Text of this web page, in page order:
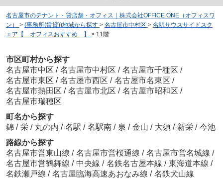
名古屋市のテナント・貸店舗・オフィス｜株式会社OFFICE ONE（オフィスワ
ン）
> (事務所(賃貸))地域から探す > 名古屋市中村区 > 名駅サウスサイドスク
エア【 オフィスおすすめ 】
> 11階
市区町村から探す
名古屋市中区 / 名古屋市中村区 / 名古屋市千種区 /
名古屋市東区 / 名古屋市西区 / 名古屋市名東区 /
名古屋市熱田区 / 名古屋市北区 / 名古屋市昭和区 /
名古屋市瑞穂区
町名から探す
錦 / 栄 / 丸の内 / 名駅 / 名駅南 / 泉 / 金山 / 大須 / 新栄 / 今池
路線から探す
名古屋市営東山線 / 名古屋市営桜通線 / 名古屋市営名城線 /
名古屋市営鶴舞線 / 中央線 / 名鉄名古屋本線 / 東海道本線 /
名鉄瀬戸線 / 名古屋臨海高速あおなみ線 / 名鉄犬山線